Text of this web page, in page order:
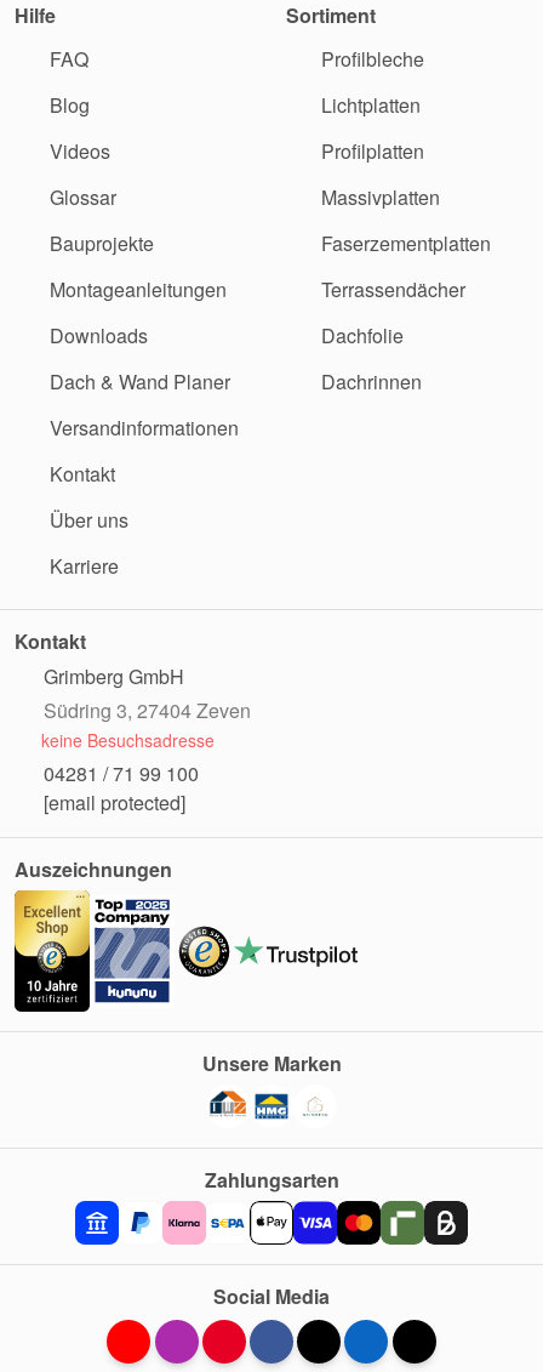
Hilfe
FAQ
Blog
Videos
Glossar
Bauprojekte
Montageanleitungen
Downloads
Dach & Wand Planer
Versandinformationen
Kontakt
Über uns
Karriere
Sortiment
Profilbleche
Lichtplatten
Profilplatten
Massivplatten
Faserzementplatten
Terrassendächer
Dachfolie
Dachrinnen
Kontakt
Grimberg GmbH
Südring 3, 27404 Zeven
keine Besuchsadresse
04281 / 71 99 100
[email protected]
Auszeichnungen
Zahlungsarten
Unsere Marken
Social Media